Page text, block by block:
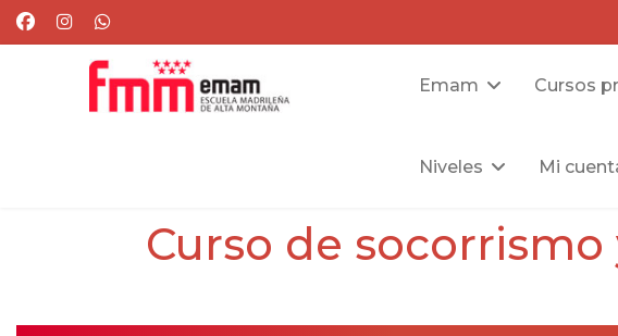
Emam Cursos
Niveles Mi
Curso de